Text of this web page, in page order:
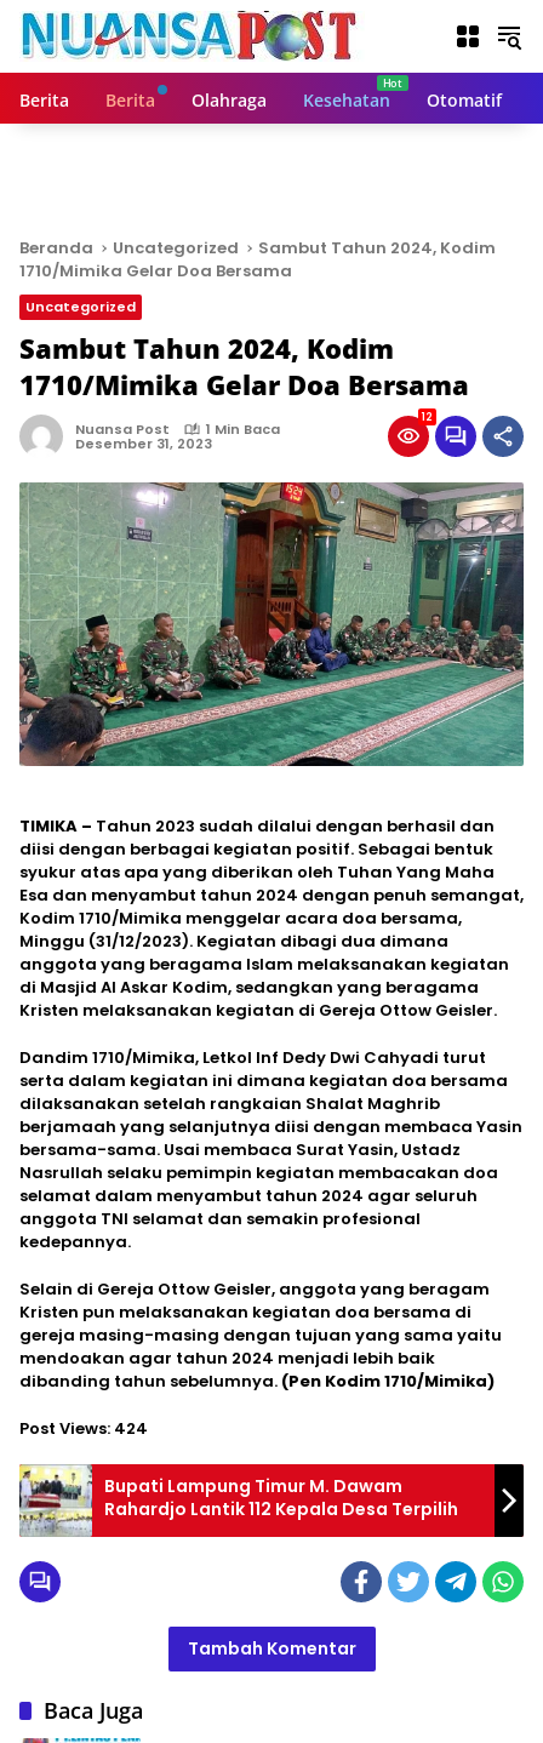
Berita Berita Olahraga Kesehatan Otomatif
Beranda Uncategorized
Sambut Tahun 2024, Kodim
1710/Mimika Gelar Doa Bersama
Uncategorized
Sambut Tahun 2024, Kodim
1710/Mimika Gelar Doa Bersama
Nuansa Post 1 Min Baca
Desember 31, 2023
12
TIMIKA – Tahun 2023 sudah dilalui dengan berhasil dan
diisi dengan berbagai kegiatan positif. Sebagai bentuk
syukur atas apa yang diberikan oleh Tuhan Yang Maha
Esa dan menyambut tahun 2024 dengan penuh semangat,
Kodim 1710/Mimika menggelar acara doa bersama,
Minggu (31/12/2023). Kegiatan dibagi dua dimana
anggota yang beragama Islam melaksanakan kegiatan
di Masjid Al Askar Kodim, sedangkan yang beragama
Kristen melaksanakan kegiatan di Gereja Ottow Geisler.
Dandim 1710/Mimika, Letkol Inf Dedy Dwi Cahyadi turut
serta dalam kegiatan ini dimana kegiatan doa bersama
dilaksanakan setelah rangkaian Shalat Maghrib
berjamaah yang selanjutnya diisi dengan membaca Yasin
bersama-sama. Usai membaca Surat Yasin, Ustadz
Nasrullah selaku pemimpin kegiatan membacakan doa
selamat dalam menyambut tahun 2024 agar seluruh
anggota TNI selamat dan semakin profesional
kedepannya.
Selain di Gereja Ottow Geisler, anggota yang beragam
Kristen pun melaksanakan kegiatan doa bersama di
gereja masing-masing dengan tujuan yang sama yaitu
mendoakan agar tahun 2024 menjadi lebih baik
dibanding tahun sebelumnya. (Pen Kodim 1710/Mimika)
Post Views: 424
Bupati Lampung Timur M. Dawam
Rahardjo Lantik 112 Kepala Desa Terpilih
Tambah Komentar
Baca Juga